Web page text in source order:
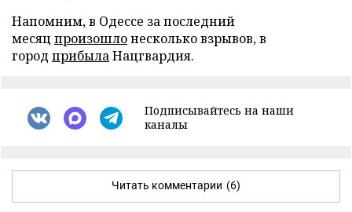
Напомним, в Одессе за последний
месяц произошлонесколько взрывов, в
город прибылаНацгвардия.
Подписывайтесь на наши
каналы
Читать комментарии (6)